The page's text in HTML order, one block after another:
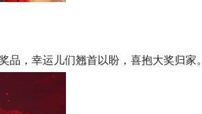
，幸运儿们翘首以盼，喜抱大奖归家。